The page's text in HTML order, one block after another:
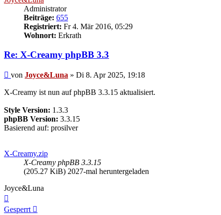
Administrator
Beiträge: 655
Registriert: Fr 4. Mär 2016, 05:29
Wohnort: Erkrath
Re: X-Creamy phpBB 3.3
Beitrag
von Joyce&Luna » Di 8. Apr 2025, 19:18
X-Creamy ist nun auf phpBB 3.3.15 aktualisiert.
Style Version: 1.3.3
phpBB Version: 3.3.15
Basierend auf: prosilver
X-Creamy.zip
X-Creamy phpBB 3.3.15
(205.27 KiB) 2027-mal heruntergeladen
Joyce&Luna
oben
Gesperrt